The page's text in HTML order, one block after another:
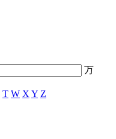
万
T W X Y Z